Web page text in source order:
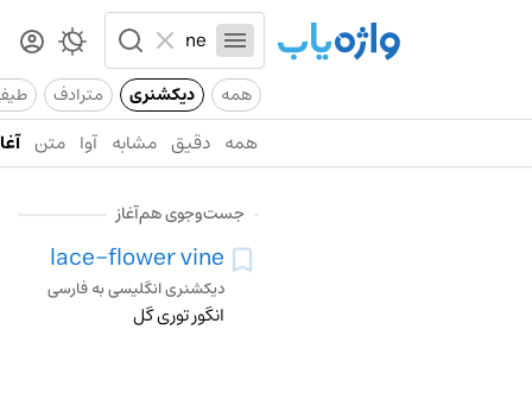
همه دیکشنری مترادف
همه دقیق مشابه آوا متن
جست‌وجوی هم‌آغاز
lace-flower vine
دیکشنری انگلیسی به فارسی
انگور توری گل